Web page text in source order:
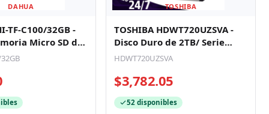
DAHUA
TF-C100/32GB -
Micro SD de
I/ C10/U1/V10/
TOSHIBA
TOSHIBA HDWT720UZSVA -
Disco Duro de 2TB/ Serie
S300 Especial Para
HDWT720UZSVA
$3,782.05
52 disponibles